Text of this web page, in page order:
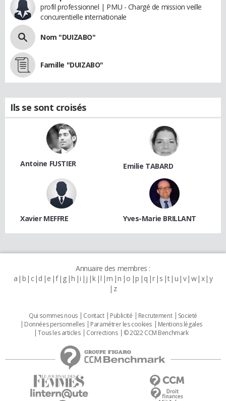
profil professionnel | PMU - Chargé de mission veille
concurentielle internationale
Nom "DUIZABO"
Famille "DUIZABO"
Ils se sont croisés
Antoine FUSTIER Emilie TABARD
Xavier MEFFRE Yves-Marie BRILLANT
Annuaire des membres :
a b c d e f g h i j k l m n o p q r s t u v w x y
z
Qui sommes nous Contact Publicité Recrutement
Societé
Données personnelles
Paramétrer les cookies
Mentions légales
Tous les articles
Corrections © 2022 CCM Benchmark